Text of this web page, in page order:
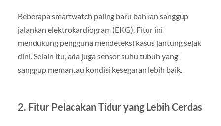
Beberapa smartwatch paling baru bahkan sanggup
jalankan elektrokardiogram (EKG). Fitur ini
mendukung pengguna mendeteksi kasus jantung sejak
dini. Selain itu, ada juga sensor suhu tubuh yang
sanggup memantau kondisi kesegaran lebih baik.
2. Fitur Pelacakan Tidur yang Lebih Cerdas